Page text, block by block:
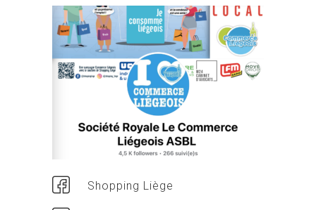
Shopping Liège